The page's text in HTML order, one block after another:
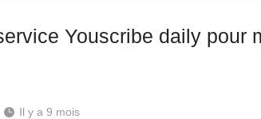
Youscribe daily pour
Il y a 9 mois